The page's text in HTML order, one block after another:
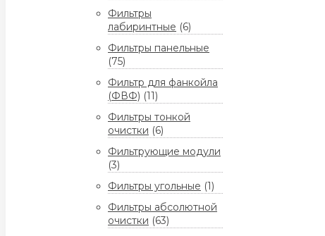
Фильтры
лабиринтные (6)
Фильтры панельные
(75)
Фильтр для фанкойла
(ФВФ) (11)
Фильтры тонкой
очистки (6)
Фильтрующие модули
(3)
Фильтры угольные (1)
Фильтры абсолютной
очистки (63)